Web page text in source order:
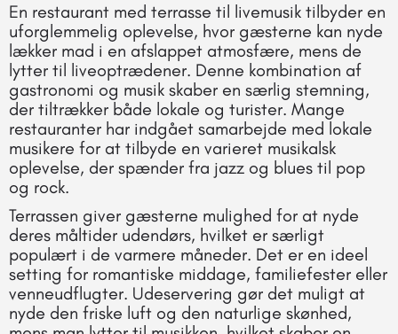
En restaurant med terrasse til livemusik tilbyder en
uforglemmelig oplevelse, hvor gæsterne kan nyde
lækker mad i en afslappet atmosfære, mens de
lytter til liveoptrædener. Denne kombination af
gastronomi og musik skaber en særlig stemning,
der tiltrækker både lokale og turister. Mange
restauranter har indgået samarbejde med lokale
musikere for at tilbyde en varieret musikalsk
oplevelse, der spænder fra jazz og blues til pop
og rock.
Terrassen giver gæsterne mulighed for at nyde
deres måltider udendørs, hvilket er særligt
populært i de varmere måneder. Det er en ideel
setting for romantiske middage, familiefester eller
venneudflugter. Udeservering gør det muligt at
nyde den friske luft og den naturlige skønhed,